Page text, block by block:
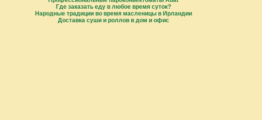
Где заказать еду в любое время суток?
Народные традиции во время масленицы в Ирландии
Доставка суши и роллов в дом и офис